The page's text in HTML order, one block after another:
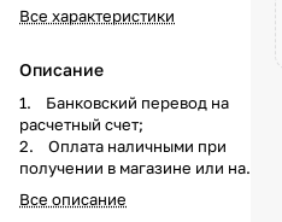
Все характеристики
Описание
1. Банковский перевод на
расчетный счет;
2. Оплата наличными при
получении в магазине или на
складе компании а
также курьеру при доставке;
Все описание